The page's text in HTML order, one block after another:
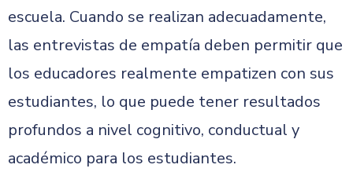
escuela. Cuando se realizan adecuadamente,
las entrevistas de empatía deben permitir que
los educadores realmente empatizen con sus
estudiantes, lo que puede tener resultados
profundos a nivel cognitivo, conductual y
académico para los estudiantes.